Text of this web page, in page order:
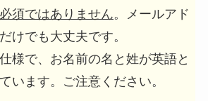
須ではありません。メールアド
けでも大丈夫です。
様で、お名前の名と姓が英語と
います。ご注意ください。